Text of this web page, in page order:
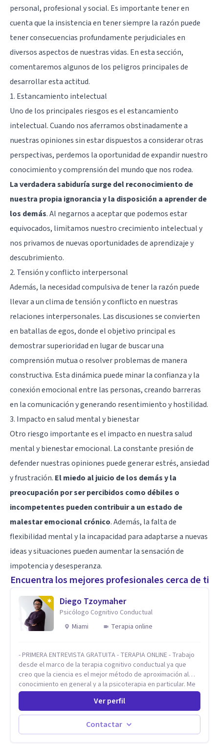
personal, profesional y social. Es importante tener en
cuenta que la insistencia en tener siempre la razón puede
tener consecuencias profundamente perjudiciales en
diversos aspectos de nuestras vidas. En esta sección,
comentaremos algunos de los peligros principales de
desarrollar esta actitud.
1. Estancamiento intelectual
Uno de los principales riesgos es el estancamiento
intelectual. Cuando nos aferramos obstinadamente a
nuestras opiniones sin estar dispuestos a considerar otras
perspectivas, perdemos la oportunidad de expandir nuestro
conocimiento y comprensión del mundo que nos rodea.
La verdadera sabiduría surge del reconocimiento de
nuestra propia ignorancia y la disposición a aprender de
los demás. Al negarnos a aceptar que podemos estar
equivocados, limitamos nuestro crecimiento intelectual y
nos privamos de nuevas oportunidades de aprendizaje y
descubrimiento.
2. Tensión y conflicto interpersonal
Además, la necesidad compulsiva de tener la razón puede
llevar a un clima de tensión y conflicto en nuestras
relaciones interpersonales. Las discusiones se convierten
en batallas de egos, donde el objetivo principal es
demostrar superioridad en lugar de buscar una
comprensión mutua o resolver problemas de manera
constructiva. Esta dinámica puede minar la confianza y la
conexión emocional entre las personas, creando barreras
en la comunicación y generando resentimiento y hostilidad.
3. Impacto en salud mental y bienestar
Otro riesgo importante es el impacto en nuestra salud
mental y bienestar emocional. La constante presión de
defender nuestras opiniones puede generar estrés, ansiedad
y frustración. El miedo al juicio de los demás y la
preocupación por ser percibidos como débiles o
incompetentes pueden contribuir a un estado de
malestar emocional crónico. Además, la falta de
flexibilidad mental y la incapacidad para adaptarse a nuevas
ideas y situaciones pueden aumentar la sensación de
impotencia y desesperanza.
Encuentra los mejores profesionales cerca de ti
Diego Tzoymaher
Psicólogo Cognitivo Conductual
Miami
Terapia online
- PRIMERA ENTREVISTA GRATUITA - TERAPIA ONLINE - Trabajo
desde el marco de la terapia cognitivo conductual ya que
creo que la ciencia es el mejor método de aproximación al
conocimiento en general y a la psicoterapia en particular. Me
interesan los procesos de cambio conductual por los que una
persona pueda alcanzar sus objetivos, transitando,
aceptando y modificando sus patrones cognitivos y
emocionales. Abordo patologías específicas como trastornos
de ansiedad y del ánimo, y también crisis vitales y procesos
Ver perfil
Contactar